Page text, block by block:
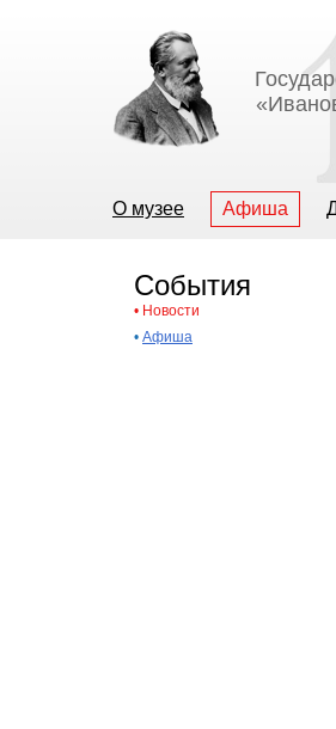
О музее Афиша
События
• Новости
• Афиша